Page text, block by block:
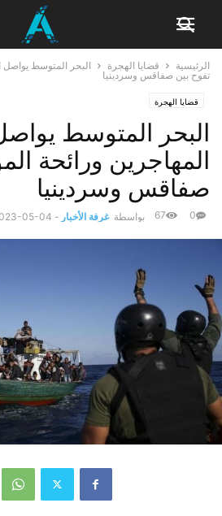
الرئيسية قضايا الهجرة
البحر المتوسط يواصل
تفوح بين صفاقس وسردينيا
قضايا الهجرة
البحر المتوسط يواصل
المهاجرين ورائحة
صفاقس وسردينيا
بواسطة غرفة الأخبار -
05-04 0
67